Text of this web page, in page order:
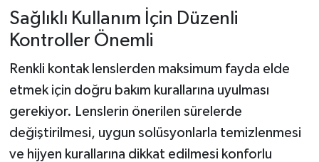
Sağlıklı Kullanım İçin Düzenli
Kontroller Önemli
Renkli kontak lenslerden maksimum fayda elde
etmek için doğru bakım kurallarına uyulması
gerekiyor. Lenslerin önerilen sürelerde
değiştirilmesi, uygun solüsyonlarla temizlenmesi
ve hijyen kurallarına dikkat edilmesi konforlu